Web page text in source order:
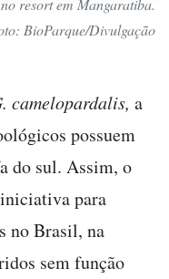
resort em Mangaratiba.
BioParque/Divulgação
camelopardalis, a
possuem
do sul. Assim, o
para
no Brasil, na
sem função